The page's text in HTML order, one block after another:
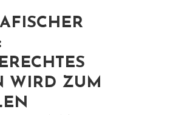
WIRD ZUM